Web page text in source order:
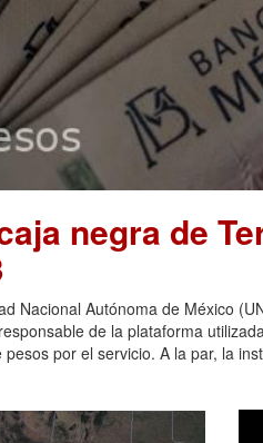
negra de
Nacional Autónoma de México
de la plataforma
por el servicio. A la par, la